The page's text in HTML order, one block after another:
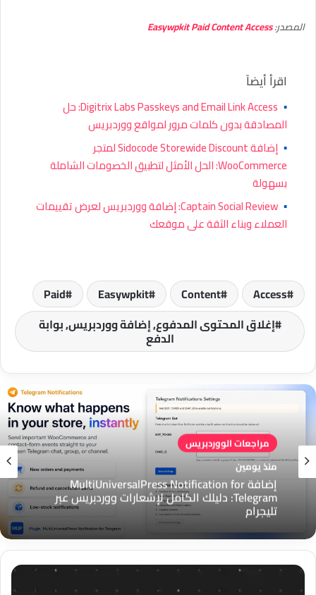
المصدر:Easywpkit Paid Content Access
اقرأ أيضاً
▪
Digitrix Labs Passkeys and Email Link Access: حل
المصادقة بدون كلمات مرور لمواقع ووردبريس
▪
إضافة Sidocode Storewide Discount لمتجر
WooCommerce: الحل الأمثل لتطبيق الخصومات الشاملة
بسهولة
▪
Captain Social Review: إضافة ووردبريس لعرض تقييمات
العملاء وبناء الثقة على موقعك
Access
Content
Easywpkit
Paid
إغلاق المحتوى المدفوع, إضافة ووردبريس, بوابة
الدفع
مراجعات الووردبريس
منذ يومين
إضافة MultiUniversalPress Notification for
Telegram: دليلك الكامل لإشعارات ووردبريس عبر
تليجرام
مراجعات الووردبريس
منذ يومين
إضافة MultiUniversalPress Floating Support
Digitrix
Labs